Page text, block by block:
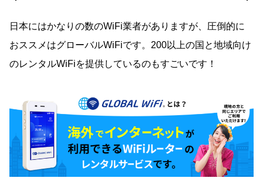
日本にはかなりの数のWiFi業者がありますが、圧倒的に
おススメはグローバルWiFiです。200以上の国と地域向け
のレンタルWiFiを提供しているのもすごいです！